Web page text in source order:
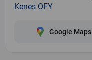
Kenes OFY
Google Maps